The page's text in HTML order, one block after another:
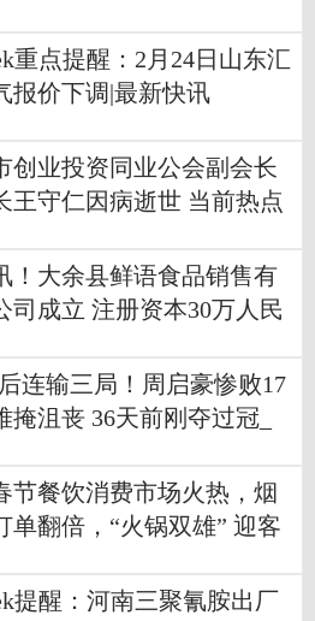
重点提醒：2月24日山东汇
报价下调|最新快讯
创业投资同业公会副会长
王守仁因病逝世 当前热点
！大余县鲜语食品销售有
司成立 注册资本30万人民
连输三局！周启豪惨败17
掩沮丧 36天前刚夺过冠_
节餐饮消费市场火热，烟
单翻倍，“火锅双雄” 迎客
提醒：河南三聚氰胺出厂